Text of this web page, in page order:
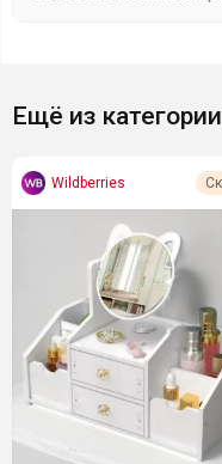
Ещё из категории
Wildberries